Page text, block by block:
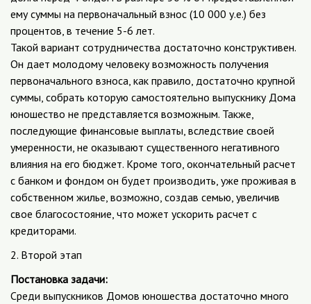
ему суммы на первоначальный взнос (10 000 у.е.) без
процентов, в течение 5-6 лет.
Такой вариант сотрудничества достаточно конструктивен.
Он дает молодому человеку возможность получения
первоначального взноса, как правило, достаточно крупной
суммы, собрать которую самостоятельно выпускнику Дома
юношество не представляется возможным. Также,
последующие финансовые выплаты, вследствие своей
умеренности, не оказывают существенного негативного
влияния на его бюджет. Кроме того, окончательный расчет
с банком и фондом он будет производить, уже проживая в
собственном жилье, возможно, создав семью, увеличив
свое благосостояние, что может ускорить расчет с
кредиторами.
2. Второй этап
Постановка задачи:
Среди выпускников Домов юношества достаточно много